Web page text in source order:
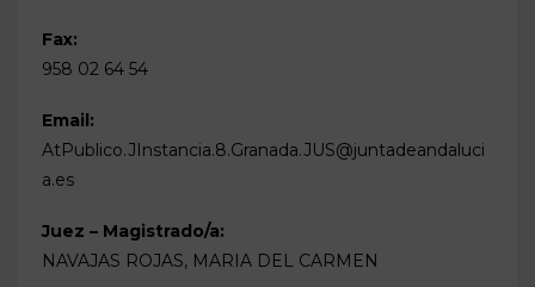
Fax:
958 02 64 54
Email:
AtPublico.JInstancia.8.Granada.JUS@juntadeandaluci
a.es
Juez – Magistrado/a:
NAVAJAS ROJAS, MARIA DEL CARMEN